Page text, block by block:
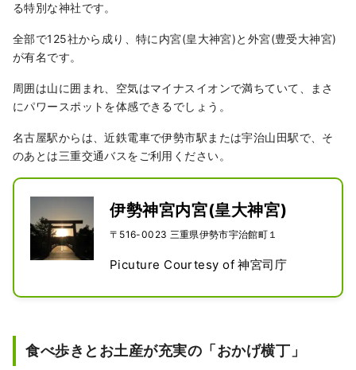
る特別な神社です。
全部で125社から成り、特に内宮(皇大神宮)と外宮(豊受大神宮)
が有名です。
周囲は山に囲まれ、空気はマイナスイオンで満ちていて、まさ
にパワースポットを体感できるでしょう。
名古屋駅からは、近鉄電車で伊勢市駅または宇治山田駅で、そ
のあとは三重交通バスをご利用ください。
伊勢神宮内宮(皇大神宮)
〒516-0023 三重県伊勢市宇治館町１
Picuture Courtesy of 神宮司庁
食べ歩きとお土産が充実の「おかげ横丁」